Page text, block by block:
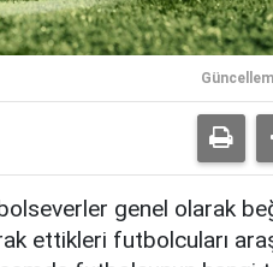
genel olarak
ettikleri futbolcuları